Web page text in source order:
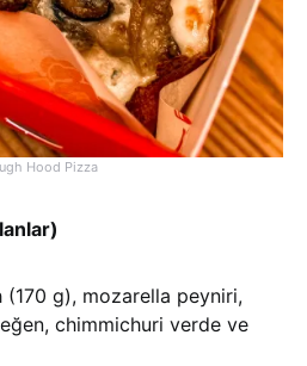
Hood Pizza
(170 g), mozarella peyniri,
chimmichuri verde ve